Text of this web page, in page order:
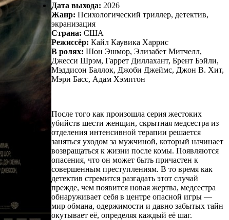
Дата выхода: 2026
Жанр: Психологический триллер, детектив,
экранизация
Страна: США
Режиссёр: Кайл Каувика Харрис
В ролях: Шон Эшмор, Элизабет Митчелл,
Джесси Шрэм, Гаррет Диллахант, Брент Бэйли,
Мэддисон Баллок, Джоби Джеймс, Джон В. Хит,
Мэри Басс, Адам Хэмптон
После того как произошла серия жестоких
убийств шести женщин, скрытная медсестра из
отделения интенсивной терапии решается
заняться уходом за мужчиной, который начинает
возвращаться к жизни после комы. Появляются
опасения, что он может быть причастен к
совершенным преступлениям. В то время как
детектив стремится разгадать этот случай
прежде, чем появится новая жертва, медсестра
обнаруживает себя в центре опасной игры —
мир обмана, одержимости и давно забытых тайн
окутывает её, определяя каждый её шаг.